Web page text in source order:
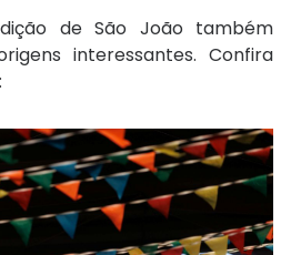
de São João também
interessantes. Confira